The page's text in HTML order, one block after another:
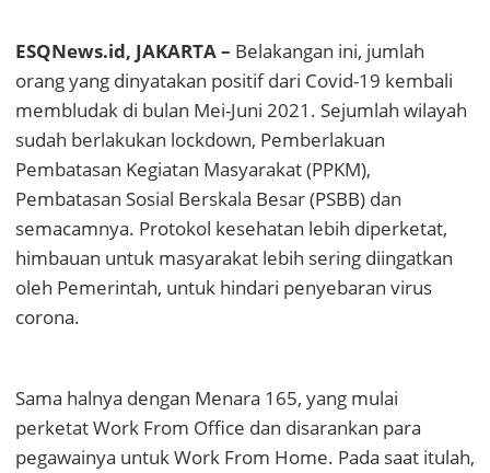
ESQNews.id, JAKARTA – Belakangan ini, jumlah
orang yang dinyatakan positif dari Covid-19 kembali
membludak di bulan Mei-Juni 2021. Sejumlah wilayah
sudah berlakukan lockdown, Pemberlakuan
Pembatasan Kegiatan Masyarakat (PPKM),
Pembatasan Sosial Berskala Besar (PSBB) dan
semacamnya. Protokol kesehatan lebih diperketat,
himbauan untuk masyarakat lebih sering diingatkan
oleh Pemerintah, untuk hindari penyebaran virus
corona.
Sama halnya dengan Menara 165, yang mulai
perketat Work From Office dan disarankan para
pegawainya untuk Work From Home. Pada saat itulah,